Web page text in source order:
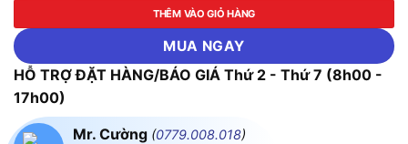
THÊM VÀO GIỎ HÀNG
MUA NGAY
HỖ TRỢ ĐẶT HÀNG/BÁO GIÁ Thứ 2 - Thứ 7 (8h00 -
17h00)
Mr. Cường (0779.008.018)